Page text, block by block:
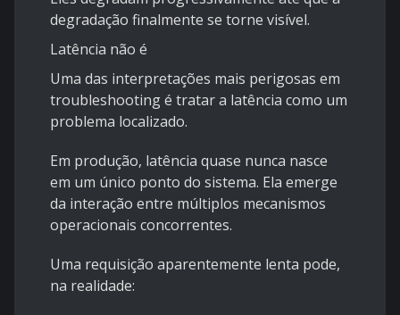
degradação finalmente se torne visível.
Latência não é
Uma das interpretações mais perigosas em
troubleshooting é tratar a latência como um
problema localizado.
Em produção, latência quase nunca nasce
em um único ponto do sistema. Ela emerge
da interação entre múltiplos mecanismos
operacionais concorrentes.
Uma requisição aparentemente lenta pode,
na realidade: